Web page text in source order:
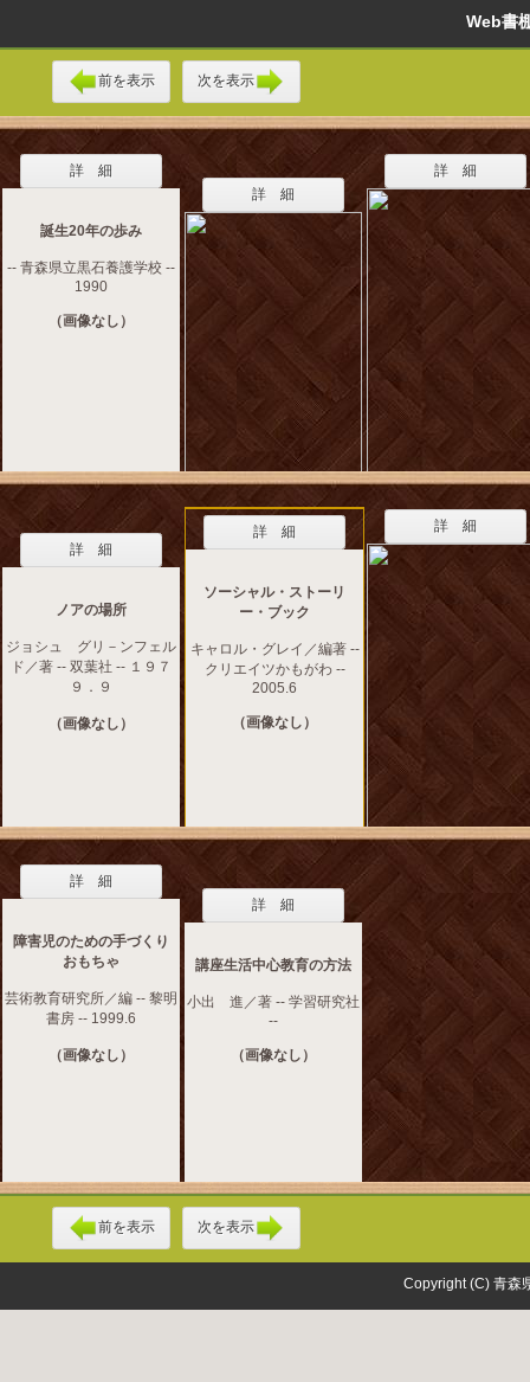
Web
前を表示 次を表示
詳 細
誕生20年の歩み
-- 青森県立黒石養護学校 --
1990
（画像なし）
詳 細
詳 細
詳 細
ノアの場所
ジョシュ グリ－ンフェル
ド／著 -- 双葉社 -- １９７
９．９
（画像なし）
詳 細
ソーシャル・ストーリ
ー・ブック
キャロル・グレイ／編著 --
クリエイツかもがわ --
2005.6
（画像なし）
詳 細
詳 細
障害児のための手づくり
おもちゃ
芸術教育研究所／編 -- 黎明
書房 -- 1999.6
（画像なし）
詳 細
講座生活中心教育の方法
小出 進／著 -- 学習研究社
--
（画像なし）
前を表示 次を表示
Copyright (C) 青森